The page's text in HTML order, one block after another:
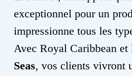
exceptionnel pour un
impressionne tous les
Avec Royal Caribbean et
Seas, vos clients vivront